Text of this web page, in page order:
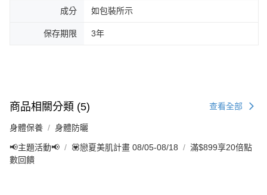
成分 如包裝所示
保存期限 3年
商品相關分類 (5) 查看全部
身體保養 身體防曬
📢主題活動📢 💟戀夏美肌計畫 08/05-08/18
滿$899享20倍點
數回饋